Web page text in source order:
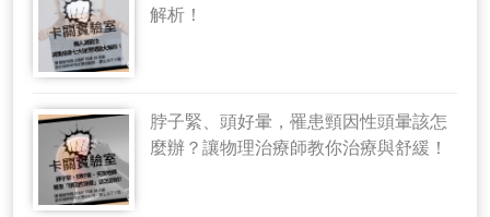
解析！
脖子緊、頭好暈，罹患頸因性頭暈該怎
麼辦？讓物理治療師教你治療與舒緩！